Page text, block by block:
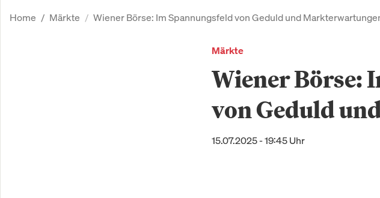
Home Märkte Wiener Börse: Im Spannungsfeld von Geduld und
Märkte
Wiener Börse:
von Geduld
15.07.2025 - 19:45 Uhr